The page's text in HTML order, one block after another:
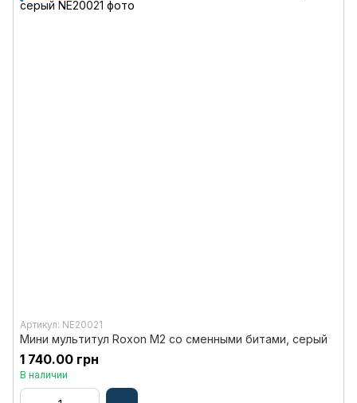
Артикул: NE20021
Мини мультитул Roxon M2 со сменными битами, серый
1 740.00 грн
В наличии